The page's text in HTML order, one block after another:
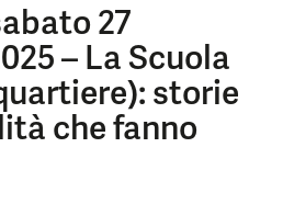
27
– La Scuola
storie
che fanno